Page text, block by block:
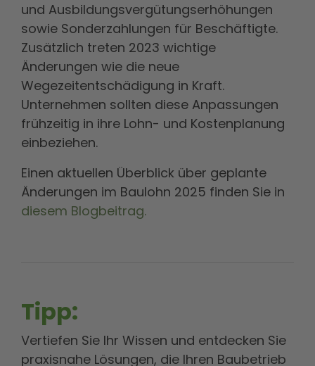
und Ausbildungsvergütungserhöhungen
sowie Sonderzahlungen für Beschäftigte.
Zusätzlich treten 2023 wichtige
Änderungen wie die neue
Wegezeitentschädigung in Kraft.
Unternehmen sollten diese Anpassungen
frühzeitig in ihre Lohn- und Kostenplanung
einbeziehen.
Einen aktuellen Überblick über geplante
Änderungen im Baulohn 2025 finden Sie in
diesem Blogbeitrag.
Tipp:
Vertiefen Sie Ihr Wissen und entdecken Sie
praxisnahe Lösungen, die Ihren Baubetrieb